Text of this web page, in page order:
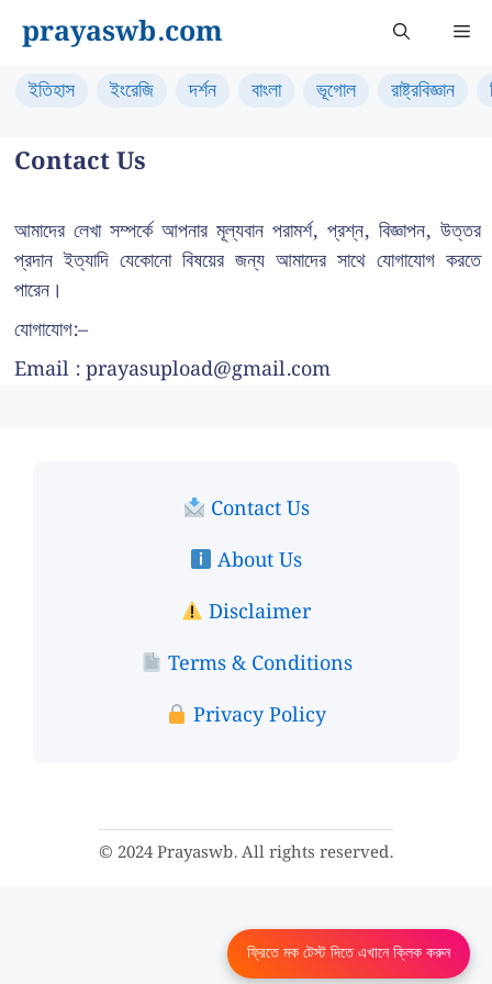
content
prayaswb.com
ইতিহাস ইংরেজি দর্শন বাংলা ভূগোল রাষ্ট্রবিজ্ঞান
Contact Us
আমাদের লেখা সম্পর্কে আপনার মূল্যবান পরামর্শ, প্রশ্ন, বিজ্ঞাপন, উত্তর
প্রদান ইত্যাদি যেকোনো বিষয়ের জন্য আমাদের সাথে যোগাযোগ করতে
পারেন।
যোগাযোগ:–
Email : prayasupload@gmail.com
Contact Us
About Us
Disclaimer
Terms & Conditions
Privacy Policy
© 2024 Prayaswb. All rights reserved.
ফ্রিতে মক টেস্ট দিতে এখানে ক্লিক করুন